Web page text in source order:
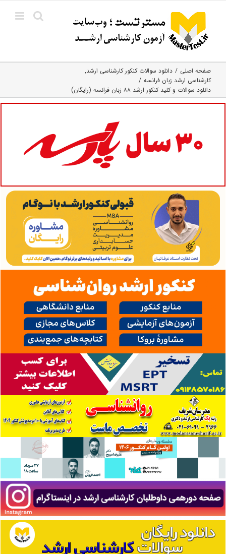
content
صفحه اصلی
دانلود سوالات کنکور کارشناسی ارشد
کارشناسی ارشد زبان فرانسه
دانلود سوالات و کلید کنکور ارشد ۸۸ زبان فرانسه (رایگان)